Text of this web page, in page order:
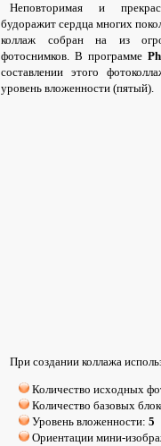
Неповторимая и
будоражит сердца многих
коллаж собран на из
фотоснимков. В программе
составлении этого
уровень вложенности (пятый).
При создании коллажа
Количество исходных
Количество базовых
Уровень вложенности: 5
Ориентации мини-